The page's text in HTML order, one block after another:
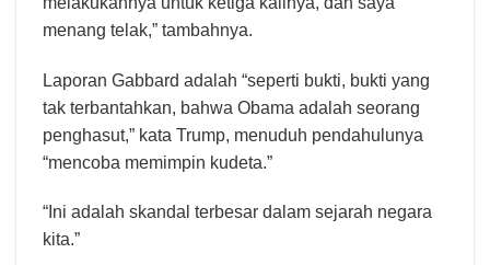
menang telak,” tambahnya.
Laporan Gabbard adalah “seperti bukti, bukti yang
tak terbantahkan, bahwa Obama adalah seorang
penghasut,” kata Trump, menuduh pendahulunya
“mencoba memimpin kudeta.”
“Ini adalah skandal terbesar dalam sejarah negara
kita.”